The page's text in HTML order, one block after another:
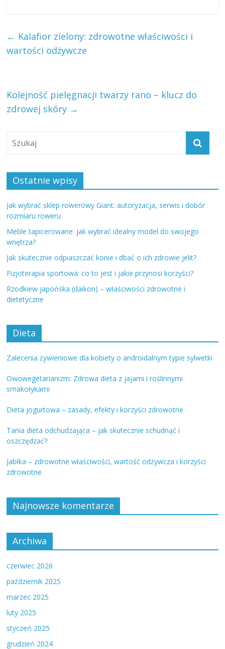
← Kalafior zielony: zdrowotne właściwości i
wartości odżywcze
Kolejność pielęgnacji twarzy rano – klucz do
zdrowej skóry →
Ostatnie wpisy
Jak wybrać sklep rowerowy Giant: autoryzacja, serwis i dobór
rozmiaru roweru
Meble tapicerowane: jak wybrać idealny model do swojego
wnętrza?
Jak skutecznie odpiaszczać konie i dbać o ich zdrowie jelit?
Fizjoterapia sportowa: co to jest i jakie przynosi korzyści?
Rzodkiew japońska (daikon) – właściwości zdrowotne i
dietetyczne
Dieta
Zalecenia żywieniowe dla kobiety o androidalnym typie sylwetki
Owowegetarianizm: Zdrowa dieta z jajami i roślinnymi
smakołykami
Dieta jogurtowa – zasady, efekty i korzyści zdrowotne
Tania dieta odchudzająca – jak skutecznie schudnąć i
oszczędzać?
Jabłka – zdrowotne właściwości, wartość odżywcza i korzyści
zdrowotne
Najnowsze komentarze
Archiwa
czerwiec 2026
październik 2025
marzec 2025
luty 2025
styczeń 2025
grudzień 2024